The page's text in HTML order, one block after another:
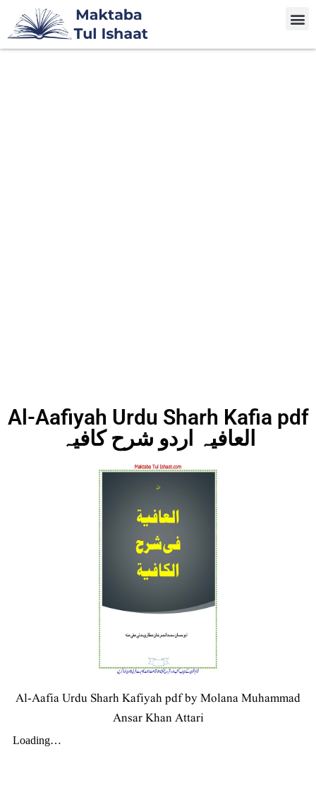
Al-Aafiyah Urdu Sharh Kafia pdf
العافیہ اردو شرح کافیہ
Al-Aafia Urdu Sharh Kafiyah pdf by Molana Muhammad
Ansar Khan Attari